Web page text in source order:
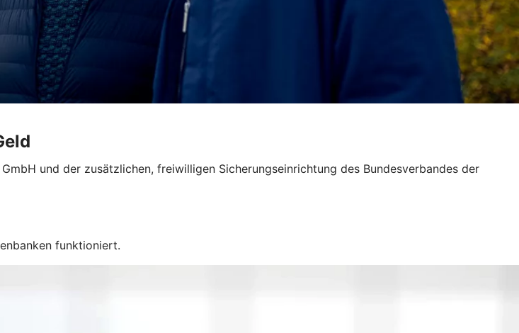
und der zusätzlichen, freiwilligen Sicherungseinrichtung des Bundesverbandes der
funktioniert.